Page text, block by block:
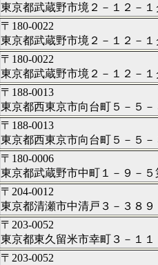
東京都武蔵野市境２－１２－
〒180-0022
東京都武蔵野市境２－１２－
〒180-0022
東京都武蔵野市境２－１２－
〒188-0013
東京都西東京市向台町５－５－
〒188-0013
東京都西東京市向台町５－５－
〒180-0006
東京都武蔵野市中町１－９－
〒204-0012
東京都清瀬市中清戸３－３８９
〒203-0052
東京都東久留米市幸町３－１１
〒203-0052